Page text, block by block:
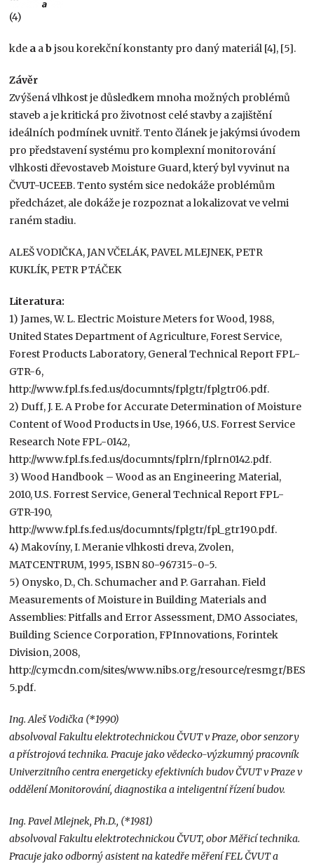
(4)
kde a abjsou korekční konstanty pro daný materiál [4], [5].
Závěr
Zvýšená vlhkost je důsledkem mnoha možných problémů
staveb a je kritická pro životnost celé stavby a zajištění
ideálních podmínek uvnitř. Tento článek je jakýmsi úvodem
pro představení systému pro komplexní monitorování
vlhkosti dřevostaveb Moisture Guard, který byl vyvinut na
ČVUT-UCEEB. Tento systém sice nedokáže problémům
předcházet, ale dokáže je rozpoznat a lokalizovat ve velmi
raném stadiu.
ALEŠ VODIČKA, JAN VČELÁK, PAVEL MLEJNEK, PETR
KUKLÍK, PETR PTÁČEK
Literatura:
1) James, W. L. Electric Moisture Meters for Wood, 1988,
United States Department of Agriculture, Forest Service,
Forest Products Laboratory, General Technical Report FPL-
GTR-6,
http://www.fpl.fs.fed.us/documnts/fplgtr/fplgtr06.pdf.
2) Duff, J. E. A Probe for Accurate Determination of Moisture
Content of Wood Products in Use, 1966, U.S. Forrest Service
Research Note FPL-0142,
http://www.fpl.fs.fed.us/documnts/fplrn/fplrn0142.pdf.
3) Wood Handbook – Wood as an Engineering Material,
2010, U.S. Forrest Service, General Technical Report FPL-
GTR-190,
http://www.fpl.fs.fed.us/documnts/fplgtr/fpl_gtr190.pdf.
4) Makovíny, I. Meranie vlhkosti dreva, Zvolen,
MATCENTRUM, 1995, ISBN 80-967315-0-5.
5) Onysko, D., Ch. Schumacher and P. Garrahan. Field
Measurements of Moisture in Building Materials and
Assemblies: Pitfalls and Error Assessment, DMO Associates,
Building Science Corporation, FPInnovations, Forintek
Division, 2008,
http://c.ymcdn.com/sites/www.nibs.org/resource/resmgr/
5.pdf.
Ing. Aleš Vodička (*1990)
absolvoval Fakultu elektrotechnickou ČVUT v Praze, obor senzory
a přístrojová technika. Pracuje jako vědecko-výzkumný pracovník
Univerzitního centra energeticky efektivních budov ČVUT v Praze v
oddělení Monitorování, diagnostika a inteligentní řízení budov.
Ing. Pavel Mlejnek, Ph.D., (*1981)
absolvoval Fakultu elektrotechnickou ČVUT, obor Měřicí technika.
Pracuje jako odborný asistent na katedře měření FEL ČVUT a